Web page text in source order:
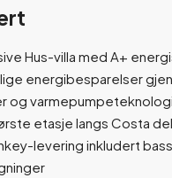
Hus-villa med A+
energibesparelser
og varmepumpeteknologi
etasje langs Costa
levering inkludert